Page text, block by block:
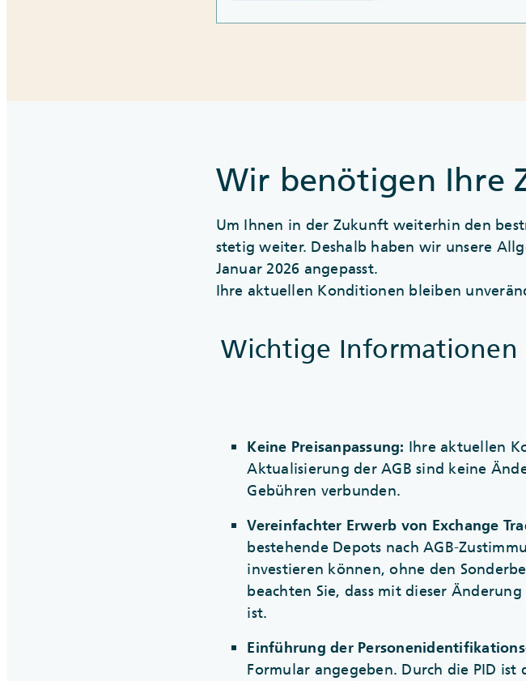
Wir benötigen Ihre
Um Ihnen in der Zukunft weiterhin den
stetig weiter. Deshalb haben wir unsere
Januar 2026 angepasst.
Ihre aktuellen Konditionen bleiben
Wichtige Informationen
Keine Preisanpassung: Ihre aktuellen
Aktualisierung der AGB sind keine
Gebühren verbunden.
Vereinfachter Erwerb von Exchange
bestehende Depots nach AGB-
investieren können, ohne den
beachten Sie, dass mit dieser
ist.
Einführung der
Formular angegeben. Durch die PID